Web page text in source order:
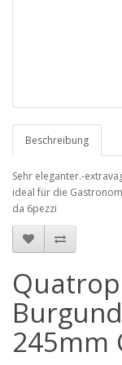
Beschreibung
Sehr eleganter.-
ideal für die
da 6pezzi
245mm